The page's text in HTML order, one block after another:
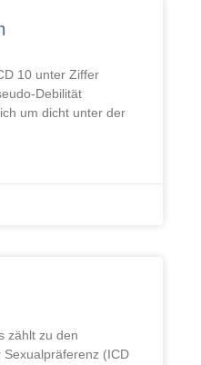
10 unter Ziffer
Debilität
um dicht unter der
zählt zu den
(ICD